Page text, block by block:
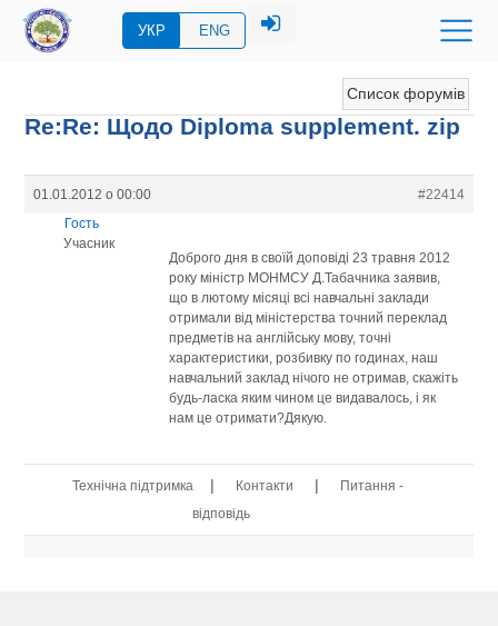
УКР ENG
Список форумів
Re:Re: Щодо Diploma supplement. zip
01.01.2012 о 00:00
#22414
Гость
Учасник
Доброго дня в своїй доповіді 23 травня 2012
року міністр МОНМСУ Д.Табачника заявив,
що в лютому місяці всі навчальні заклади
отримали від міністерства точний переклад
предметів на англійську мову, точні
характеристики, розбивку по годинах, наш
навчальний заклад нічого не отримав, скажіть
будь-ласка яким чином це видавалось, і як
нам це отримати?Дякую.
Технічна підтримка | Контакти |
Питання -
відповідь